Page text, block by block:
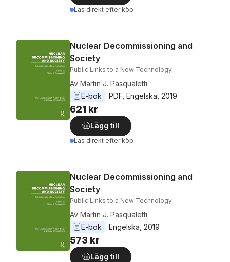
Läs direkt efter köp
Nuclear Decommissioning and
Society
Public Links to a New Technology
Av Martin J. Pasqualetti
E-bok
PDF Engelska 2019
621 kr
Lägg till
Läs direkt efter köp
Nuclear Decommissioning and
Society
Public Links to a New Technology
Av Martin J. Pasqualetti
E-bok
Engelska 2019
573 kr
Lägg till